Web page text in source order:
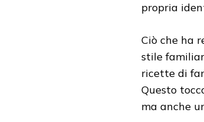
propria
Ciò che ha
stile
ricette di
Questo
ma anche